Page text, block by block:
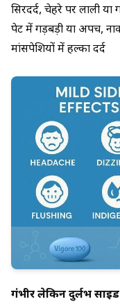
सिरदर्द, चेहरे पर लाली
पेट में गड़बड़ी या अपच,
मांसपेशियों में हल्का दर्द
गंभीर लेकिन दुर्लभ